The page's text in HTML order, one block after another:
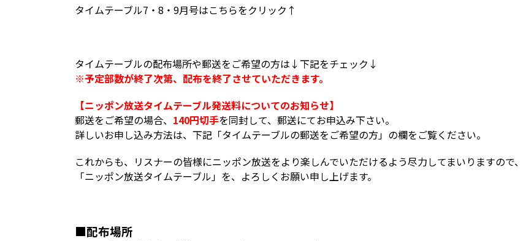
タイムテーブル7・8・9月号はこちらをクリック↑
タイムテーブルの配布場所や郵送をご希望の方は↓下記をチェック↓
※予定部数が終了次第、配布を終了させていただきます。
【ニッポン放送タイムテーブル発送料についてのお知らせ】
郵送をご希望の場合、 140円切手を同封して、郵送にてお申込み下さい。
詳しいお申し込み方法は、下記「タイムテーブルの郵送をご希望の方」の欄をご覧ください。
これからも、リスナーの皆様にニッポン放送をより楽しんでいただけるよう尽力してまいりますので、
「ニッポン放送タイムテーブル」を、よろしくお願い申し上げます。
■配布場所